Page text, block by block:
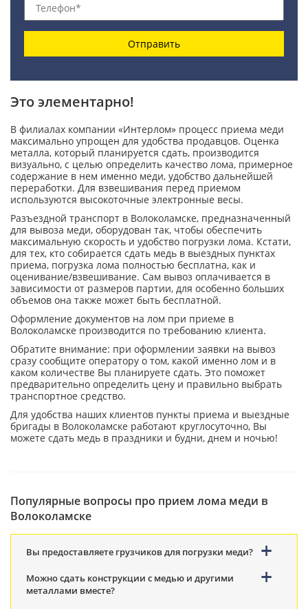
Отправить
Это элементарно!
В филиалах компании «Интерлом» процесс приема меди
максимально упрощен для удобства продавцов. Оценка
металла, который планируется сдать, производится
визуально, с целью определить качество лома, примерное
содержание в нем именно меди, удобство дальнейшей
переработки. Для взвешивания перед приемом
используются высокоточные электронные весы.
Разъездной транспорт в Волоколамске, предназначенный
для вывоза меди, оборудован так, чтобы обеспечить
максимальную скорость и удобство погрузки лома. Кстати,
для тех, кто собирается сдать медь в выездных пунктах
приема, погрузка лома полностью бесплатна, как и
оценивание/взвешивание. Сам вывоз оплачивается в
зависимости от размеров партии, для особенно больших
объемов она также может быть бесплатной.
Оформление документов на лом при приеме в
Волоколамске производится по требованию клиента.
Обратите внимание: при оформлении заявки на вывоз
сразу сообщите оператору о том, какой именно лом и в
каком количестве Вы планируете сдать. Это поможет
предварительно определить цену и правильно выбрать
транспортное средство.
Для удобства наших клиентов пункты приема и выездные
бригады в Волоколамске работают круглосуточно, Вы
можете сдать медь в праздники и будни, днем и ночью!
Популярные вопросы про прием лома меди в
Волоколамске
Вы предоставляете грузчиков для погрузки меди?
Можно сдать конструкции с медью и другими
металлами вместе?